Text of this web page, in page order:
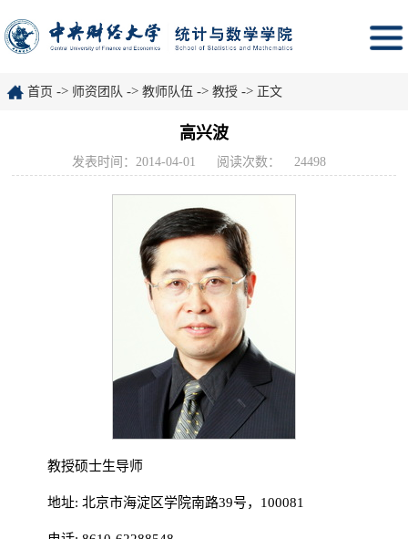
首页 -> 师资团队 -> 教师队伍 -> 教授 -> 正文
高兴波
发表时间：2014-04-01 阅读次数： 24498
教授硕士生导师
地址: 北京市海淀区学院南路39号，100081